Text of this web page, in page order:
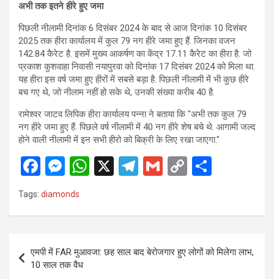
अभी तक इतने हीरे हुए जमा
पिछली नीलामी दिनांक 6 दिसंबर 2024 के बाद से आज दिनांक 10 दिसंबर
2025 तक हीरा कार्यालय में कुल 79 नग हीरे जमा हुए हैं. जिनका वजन
142.84 कैरेट है. इसमें मुख्य आकर्षण का केंद्र 17.11 कैरेट का हीरा है. जो
प्रकाश कुशवाहा निवासी नयापुरवा को दिनांक 17 दिसंबर 2024 को मिला था.
यह हीरा इस वर्ष जमा हुए हीरों में सबसे बड़ा है. पिछली नीलामी में भी कुछ हीरे
बच गए थे, जो नीलाम नहीं हो सके थे, उनकी संख्या करीब 40 है.
रामेश्वर जाटव लिपिक हीरा कार्यालय पन्ना ने बताया कि "अभी तक कुल 79
नग हीरे जमा हुए हैं. पिछले वर्ष नीलामी में 40 नग हीरे शेष बचे थे. आगामी जल्द
होने वाली नीलामी में इन सभी हीरो को बिक्री के लिए रखा जाएगा."
F
a
o
o
M
es
g
er
W
A
X
T
a
G
C
n
Tags: diamonds
navigation
एमपी में FAR मुआवजा: छह साल बाद बेरोजगार हुए लोगों को मिलेगा लाभ,
10 साल तक वैध